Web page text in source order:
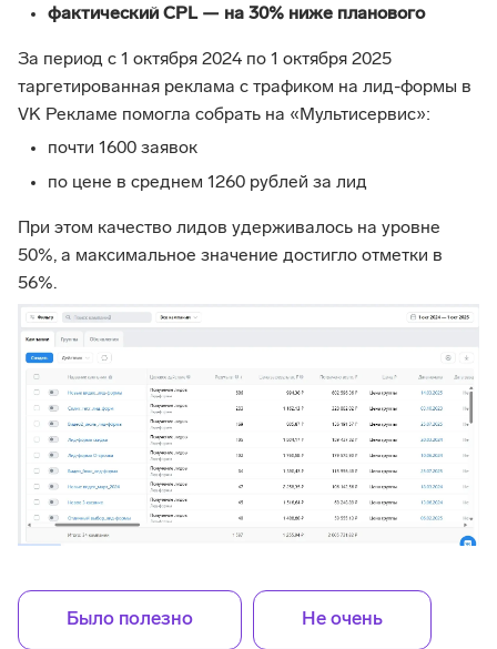
фактический CPL — на 30% ниже планового
За период с 1 октября 2024 по 1 октября 2025
таргетированная реклама с трафиком на лид-формы в
VK Рекламе помогла собрать на «Мультисервис»:
почти 1600 заявок
по цене в среднем 1260 рублей за лид
При этом качество лидов удерживалось на уровне
50%, а максимальное значение достигло отметки в
56%.
Было полезно Не очень